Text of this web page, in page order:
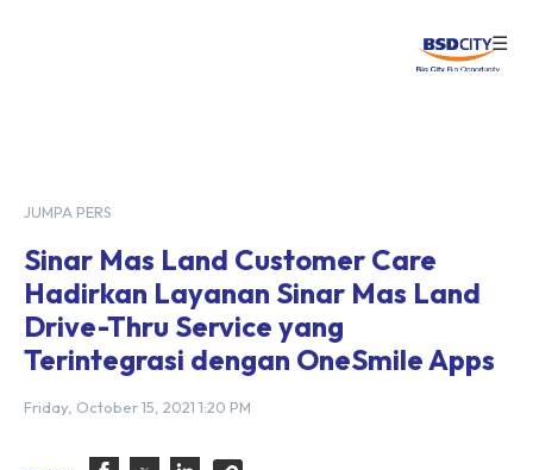
☰
JUMPA PERS
Sinar Mas Land Customer Care
Hadirkan Layanan Sinar Mas Land
Drive-Thru Service yang
Terintegrasi dengan OneSmile Apps
Friday, October 15, 2021 1:20 PM